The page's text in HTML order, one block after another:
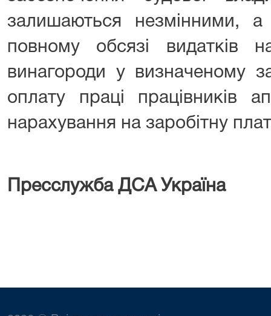
залишаються незмінними,
повному обсязі видатків
винагороди у визначеному
оплату праці працівників
нарахування на заробітну
Пресслужба ДСА Україна